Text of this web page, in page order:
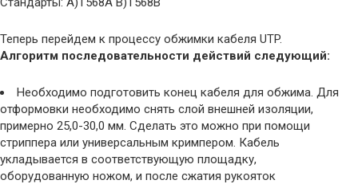
Теперь перейдем к процессу обжимки кабеля UTP.
Алгоритм последовательности действий следующий:
Необходимо подготовить конец кабеля для обжима. Для
отформовки необходимо снять слой внешней изоляции,
примерно 25,0-30,0 мм. Сделать это можно при помощи
стриппера или универсальным кримпером. Кабель
укладывается в соответствующую площадку,
оборудованную ножом, и после сжатия рукояток